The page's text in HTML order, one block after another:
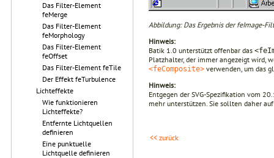
Das Filter-Element
feMerge
Das Filter-Element
feMorphology
Das Filter-Element
feOffset
Das Filter-Element feTile
Der Effekt feTurbulence
Lichteffekte
Wie funktionieren
Lichteffekte?
Entfernte Lichtquellen
definieren
Eine punktuelle
Lichtquelle definieren
Abbildung: Das Ergebnis der feImage-
Hinweis:
Batik 1.0 unterstützt offenbar das
Platzhalter, der immer angezeigt wird,
<feComposite> verwenden, um das
Hinweis:
Entgegen der SVG-Spezifikation vom
mehr unterstützen. Sie sollten daher
<< zurück